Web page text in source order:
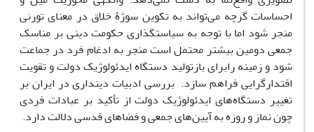
احساسات گرچه می‌تواند به تکوین سوژۀ خلاق در معنای تورنی
منجر شود اما با توجه به سیاستگذاری حکومت دینی بر مناسک
جمعی دومین بیشتر محتمل است منجر به ادغام فرد در جماعت
شود و زمینه رابرای بازتولید دستگاه ایدئولوژیک دولت و تقویت
اقتدارگرایی فراهم سازد. بررسی ادبیات دینداری در ایران بر
تغییر دستگاه‌های ایدئولوژیک دولت از تأکید بر عبادات فردی
چون نماز و روزه به آیین‌های جمعی و فضاهای قدسی دلالت دارد.